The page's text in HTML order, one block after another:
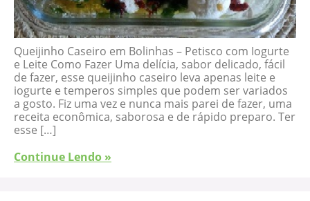
Queijinho Caseiro em Bolinhas – Petisco com Iogurte
e Leite Como Fazer Uma delícia, sabor delicado, fácil
de fazer, esse queijinho caseiro leva apenas leite e
iogurte e temperos simples que podem ser variados
a gosto. Fiz uma vez e nunca mais parei de fazer, uma
receita econômica, saborosa e de rápido preparo. Ter
esse […]
Continue Lendo »